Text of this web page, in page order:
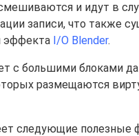
и идут в
записи, что также
эффекта I/O Blender.
с большими блоками
размещаются
следующие полезные